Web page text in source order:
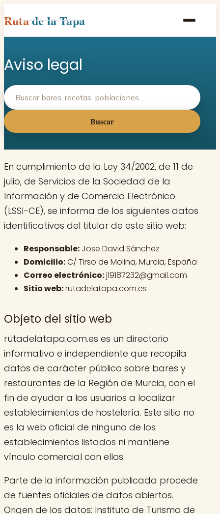
Rutade la Tapa
Inicio
Poblaciones
Rutas
Recetas
Contacto
Aviso legal
Buscar
En cumplimiento de la Ley 34/2002, de 11 de
julio, de Servicios de la Sociedad de la
Información y de Comercio Electrónico
(LSSI-CE), se informa de los siguientes datos
identificativos del titular de este sitio web:
Responsable: Jose David Sánchez
Domicilio:C/ Tirso de Molina, Murcia, España
Correo electrónico:j19187232@gmail.com
Sitio web:rutadelatapa.com.es
Objeto del sitio web
rutadelatapa.com.es es un directorio
informativo e independiente que recopila
datos de carácter público sobre bares y
restaurantes de la Región de Murcia, con el
fin de ayudar a los usuarios a localizar
establecimientos de hostelería. Este sitio no
es la web oficial de ninguno de los
establecimientos listados ni mantiene
vínculo comercial con ellos.
Parte de la información publicada procede
de fuentes oficiales de datos abiertos.
Origen de los datos: Instituto de Turismo de